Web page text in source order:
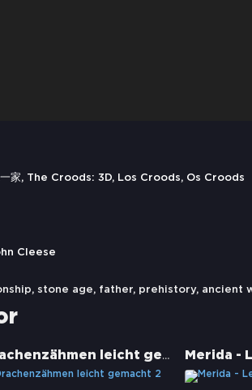
家, The Croods: 3D, Los Croods, Os Croods
Cleese
, stone age, father, prehistory, ancient
Drachenzähmen leicht gemacht 2